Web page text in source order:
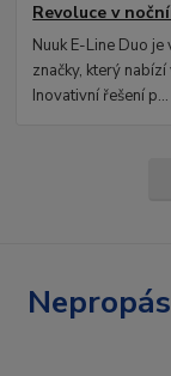
Revoluce v
Nuuk E-Line Duo
značky, který
Inovativní řešení